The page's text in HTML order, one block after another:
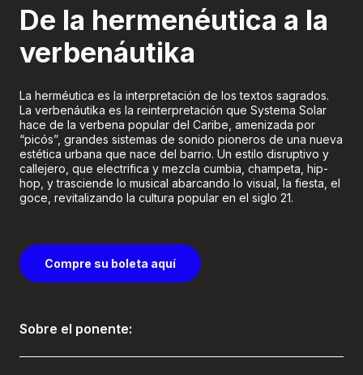
De la hermenéutica a la
verbenáutika
La herméutica es la interpretación de los textos sagrados.
La verbenáutika es la reinterpretación que Systema Solar
hace de la verbena popular del Caribe, amenizada por
“picós”, grandes sistemas de sonido pioneros de una nueva
estética urbana que nace del barrio. Un estilo disruptivo y
callejero, que electrifica y mezcla cumbia, champeta, hip-
hop, y trasciende lo musical abarcando lo visual, la fiesta, el
goce, revitalizando la cultura popular en el siglo 21.
Compre su boleta aquí
Sobre el ponente: